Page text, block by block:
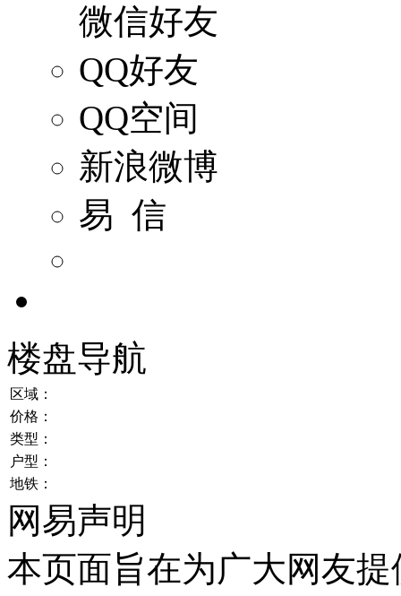
微信好友
QQ好友
QQ空间
新浪微博
易 信
楼盘导航
区域：
价格：
类型：
户型：
地铁：
网易声明
本页面旨在为广大网友